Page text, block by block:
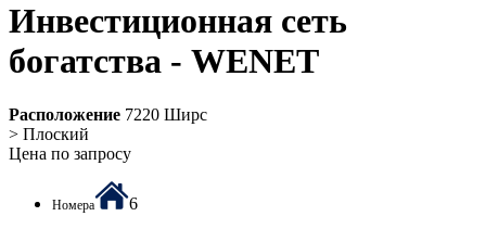
Инвестиционная сеть
богатства - WENET
Расположение 7220 Ширс
> Плоский
Цена по запросу
Номера
6